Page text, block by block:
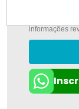
Eu
informações